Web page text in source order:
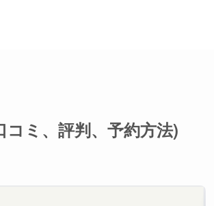
ミ、評判、予約方法)